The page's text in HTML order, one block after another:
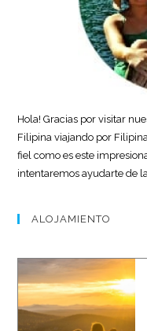
Hola! Gracias por visitar
Filipina viajando por
fiel como es este
intentaremos ayudarte de
ALOJAMIENTO